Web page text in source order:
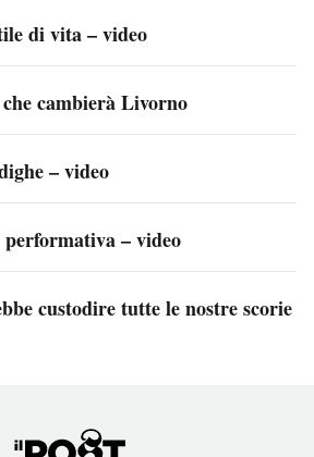
di vita – video
cambierà Livorno
– video
performativa – video
custodire tutte le nostre scorie